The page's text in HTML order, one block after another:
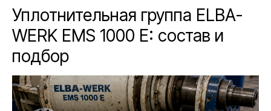
Уплотнительная группа ELBA-
WERK EMS 1000 E: состав и
подбор